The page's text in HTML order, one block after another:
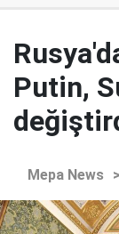
Putin,
Mepa News >